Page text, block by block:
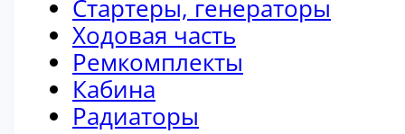
Стартеры, генераторы
Ходовая часть
Ремкомплекты
Кабина
Радиаторы